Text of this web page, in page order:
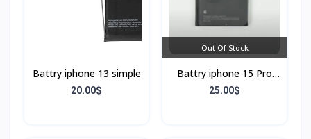
Battry iphone 13 simple
20.00$
Out Of Stock
Battry iphone 15 Pro
max
25.00$